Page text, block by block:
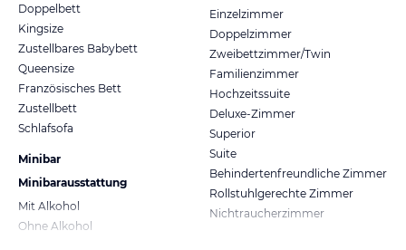
Doppelbett
Kingsize
Zustellbares Babybett
Queensize
Französisches Bett
Zustellbett
Schlafsofa
Minibar
Minibarausstattung
Mit Alkohol
Ohne Alkohol
Einzelzimmer
Doppelzimmer
Zweibettzimmer/Twin
Familienzimmer
Hochzeitssuite
Deluxe-Zimmer
Superior
Suite
Behindertenfreundliche Zimmer
Rollstuhlgerechte Zimmer
Nichtraucherzimmer